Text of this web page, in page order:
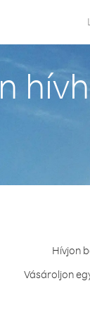
Hívjon
Vásároljon